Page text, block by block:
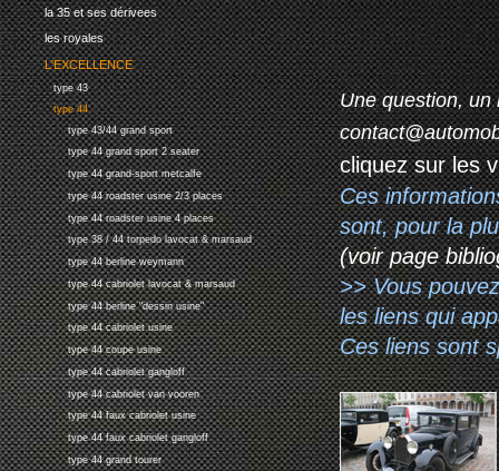
la 35 et ses dérivees
les royales
L'EXCELLENCE
type 43
type 44
type 43/44 grand sport
type 44 grand sport 2 seater
type 44 grand-sport metcalfe
type 44 roadster usine 2/3 places
type 44 roadster usine 4 places
type 38 / 44 torpedo lavocat & marsaud
type 44 berline weymann
type 44 cabriolet lavocat & marsaud
type 44 berline "dessin usine"
type 44 cabriolet usine
type 44 coupe usine
type 44 cabriolet gangloff
type 44 cabriolet van vooren
type 44 faux cabriolet usine
type 44 faux cabriolet gangloff
type 44 grand tourer
Une question, un
cliquez sur les
Ces
sont, pour la
(voir page
>> Vous
les liens qui
Ces liens sont